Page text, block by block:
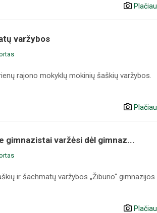
Plačiau
varžybos
rajono mokyklų mokinių šaškių varžybos.
Plačiau
gimnazistai varžėsi dėl gimnaz...
ir šachmatų varžybos „Žiburio“ gimnazijos
Plačiau